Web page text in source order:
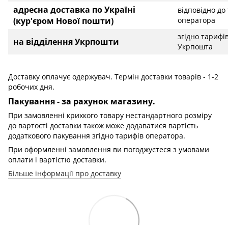
адресна доставка по Україні
(кур'єром Нової пошти)
відповідно
оператора
на відділення Укрпошти
згідно
Укрпошта
Доставку оплачує одержувач. Термін доставки товарів - 1-2
робочих дня.
Пакування - за рахунок магазину.
При замовленні крихкого товару нестандартного розміру
до вартості доставки також може додаватися вартість
додаткового пакування згідно тарифів оператора.
При оформленні замовлення ви погоджуєтеся з умовами
оплати і вартістю доставки.
Більше інформації про доставку